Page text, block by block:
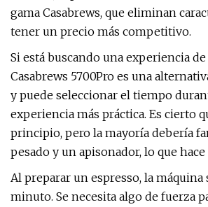
gama Casabrews, que eliminan
tener un precio más competitivo.
Si está buscando una experiencia
Casabrews 5700Pro es una
y puede seleccionar el tiempo
experiencia más práctica. Es cierto
principio, pero la mayoría debería
pesado y un apisonador, lo que
Al preparar un espresso, la
minuto. Se necesita algo de fuerza